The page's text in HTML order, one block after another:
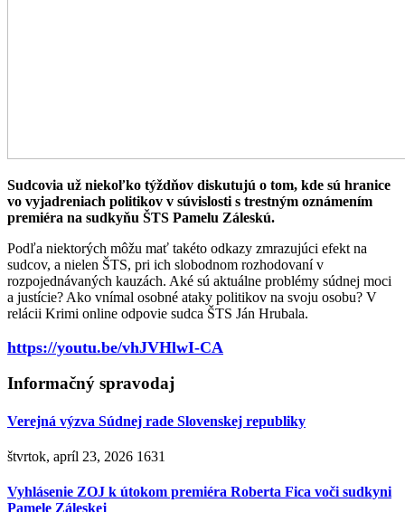
Sudcovia už niekoľko týždňov diskutujú o tom, kde sú hranice
vo vyjadreniach politikov v súvislosti s trestným oznámením
premiéra na sudkyňu ŠTS Pamelu Záleskú.
Podľa niektorých môžu mať takéto odkazy zmrazujúci efekt na
sudcov, a nielen ŠTS, pri ich slobodnom rozhodovaní v
rozpojednávaných kauzách. Aké sú aktuálne problémy súdnej moci
a justície? Ako vnímal osobné ataky politikov na svoju osobu? V
relácii Krimi online odpovie sudca ŠTS Ján Hrubala.
https://youtu.be/vhJVHlwI-CA
Informačný spravodaj
Verejná výzva Súdnej rade Slovenskej republiky
štvrtok, apríl 23, 2026 1631
Vyhlásenie ZOJ k útokom premiéra Roberta Fica voči sudkyni
Pamele Záleskej